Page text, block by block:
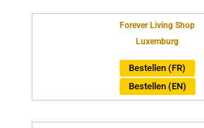
Forever Living Shop
Luxemburg
Bestellen (FR)
Bestellen (EN)